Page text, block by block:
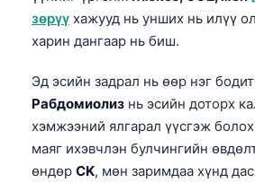
зөрүү хажууд нь унших нь илүү
харин дангаар нь биш.
Эд эсийн задрал нь өөр нэг
Рабдомиолиз нь эсийн доторх
хэмжээний ялгарал үүсгэж
маяг ихэвчлэн булчингийн
өндөр CK, мөн заримдаа хүнд
ភាសាខ្មែរ
Kiswahili
አማርኛ
Українська
O‘zbekcha
Català